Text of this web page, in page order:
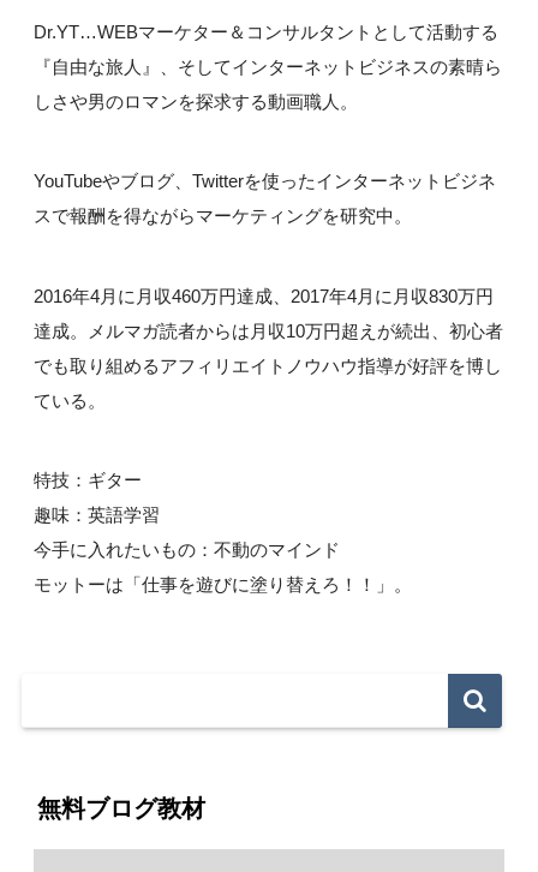
Dr.YT…WEBマーケター＆コンサルタントとして活動する
『自由な旅人』、そしてインターネットビジネスの素晴ら
しさや男のロマンを探求する動画職人。
YouTubeやブログ、Twitterを使ったインターネットビジネ
スで報酬を得ながらマーケティングを研究中。
2016年4月に月収460万円達成、2017年4月に月収830万円
達成。メルマガ読者からは月収10万円超えが続出、初心者
でも取り組めるアフィリエイトノウハウ指導が好評を博し
ている。
特技：ギター
趣味：英語学習
今手に入れたいもの：不動のマインド
モットーは「仕事を遊びに塗り替えろ！！」。
無料ブログ教材